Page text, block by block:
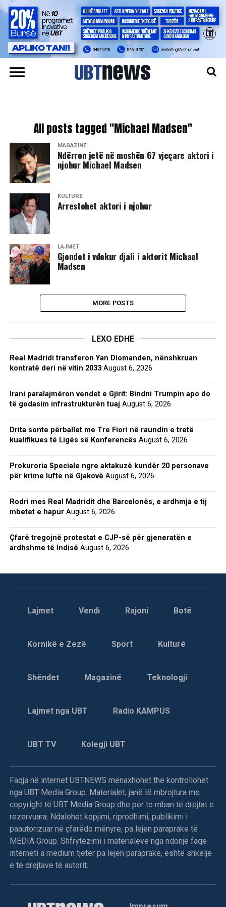
All posts tagged "Michael Madsen"
MAGAZINË
Ndërron jetë në moshën 67 vjeçare aktori i
njohur Michael Madsen
KULTURË
Arrestohet aktori i njohur
LAJMET
Gjendet i vdekur djali i aktorit Michael
Madsen
MORE POSTS
LEXO EDHE
Real Madridi transferon Yan Diomanden, nënshkruan
kontratë deri në vitin 2033 August 6, 2026
Irani paralajmëron vendet e Gjirit: Bindni Trumpin apo do
të godasim infrastrukturën tuaj August 6, 2026
Drita sonte përballet me Tre Fiori në raundin e tretë
kualifikues të Ligës së Konferencës August 6, 2026
Prokuroria Speciale ngre aktakuzë kundër 20 personave
për krime lufte në Gjakovë August 6, 2026
Rodri mes Real Madridit dhe Barcelonës, e ardhmja e tij
mbetet e hapur August 6, 2026
Çfarë tregojnë protestat e CJP-së për gjeneratën e
ardhshme të Indisë August 6, 2026
Lajmet Vendi Rajoni Botë
Kornikë e Zezë Sport Kulturë
Shëndet Magazinë Teknologji
Lajmet nga UBT Radio KAMPUS
UBT TV Kolegji UBT
Faqja në internet UBTNEWS menaxhohet the kontrollohet
nga UBT Media Group. Materialet, janë të mbrojtura me
copyright të UBT Media Group dhe për to mban të drejtat e
rezervuara. Ndalohet kopjimi, riprodhimi, publikimi i
paautorizuar në çfarëdo mënyre, pa lejen paraprake të
MEDIA Group. Shfrytëzimi i materialeve nga ndonjë faqe
interneti a medium tjetër pa lejen paraprake, është shkelje
e të drejtave të autorit.